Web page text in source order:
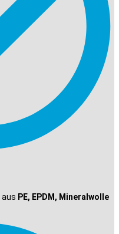
aus PE, EPDM, Mineralwolle